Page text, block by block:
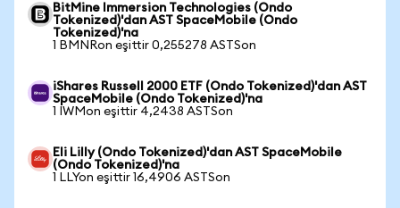
BitMine Immersion Technologies (Ondo
Tokenized)'dan AST SpaceMobile (Ondo
Tokenized)'na
1 BMNRon eşittir 0,255278 ASTSon
iShares Russell 2000 ETF (Ondo Tokenized)'dan AST
SpaceMobile (Ondo Tokenized)'na
1 IWMon eşittir 4,2438 ASTSon
Eli Lilly (Ondo Tokenized)'dan AST SpaceMobile
(Ondo Tokenized)'na
1 LLYon eşittir 16,4906 ASTSon